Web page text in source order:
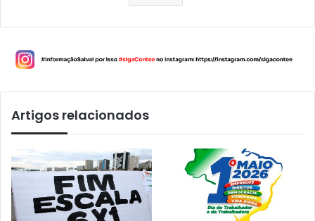
Artigos relacionados